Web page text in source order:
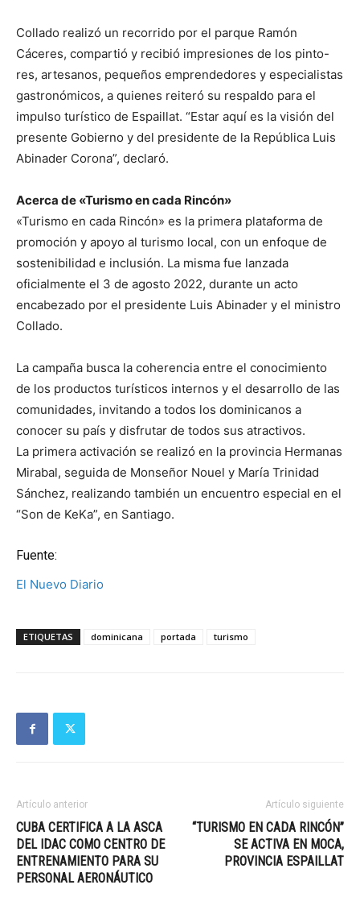
Collado realizó un recorrido por el parque Ramón
Cáceres, compartió y recibió impresiones de los pinto-
res, artesanos, pequeños emprendedores y especialistas
gastronómicos, a quienes reiteró su respaldo para el
impulso turístico de Espaillat. “Estar aquí es la visión del
presente Gobierno y del presidente de la República Luis
Abinader Corona”, declaró.
Acerca de «Turismo en cada Rincón»
«Turismo en cada Rincón» es la primera plataforma de
promoción y apoyo al turismo local, con un enfoque de
sostenibilidad e inclusión. La misma fue lanzada
oficialmente el 3 de agosto 2022, durante un acto
encabezado por el presidente Luis Abinader y el ministro
Collado.
La campaña busca la coherencia entre el conocimiento
de los productos turísticos internos y el desarrollo de las
comunidades, invitando a todos los dominicanos a
conocer su país y disfrutar de todos sus atractivos.
La primera activación se realizó en la provincia Hermanas
Mirabal, seguida de Monseñor Nouel y María Trinidad
Sánchez, realizando también un encuentro especial en el
“Son de KeKa”, en Santiago.
Fuente:
El Nuevo Diario
ETIQUETAS dominicana portada turismo
Artículo anterior
CUBA CERTIFICA A LA ASCA
DEL IDAC COMO CENTRO DE
ENTRENAMIENTO PARA SU
PERSONAL AERONÁUTICO
Artículo siguiente
“TURISMO EN CADA RINCÓN”
SE ACTIVA EN MOCA,
PROVINCIA ESPAILLAT